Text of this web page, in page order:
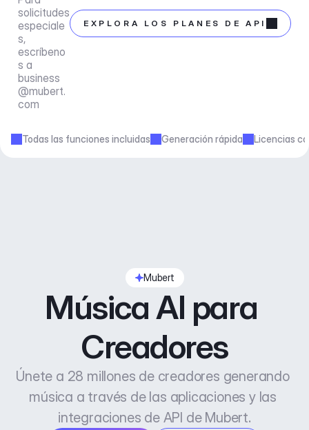
solicitudes
especiale
s,
escríbeno
business
@mubert.
com
EXPLORA LOS PLANES DE API
Todas las funciones incluidas Generación rápida Licencias
Mubert
Música AI para
Creadores
Únete a 28 millones de creadores generando
música a través de las aplicaciones y las
integraciones de API de Mubert.